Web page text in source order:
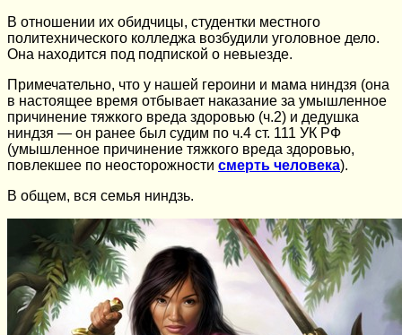
В отношении их обидчицы, студентки местного
политехнического колледжа возбудили уголовное дело.
Она находится под подпиской о невыезде.
Примечательно, что у нашей героини и мама ниндзя (она
в настоящее время отбывает наказание за умышленное
причинение тяжкого вреда здоровью (ч.2) и дедушка
ниндзя — он ранее был судим по ч.4 ст. 111 УК РФ
(умышленное причинение тяжкого вреда здоровью,
повлекшее по неосторожности смерть человека).
В общем, вся семья ниндзь.